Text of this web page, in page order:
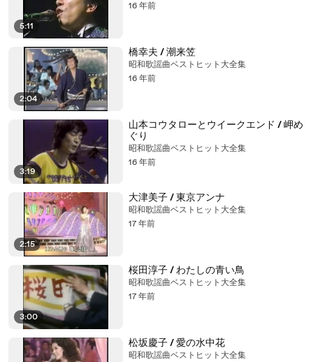
5:11
16 年前
2:04
橋幸夫 / 潮来笠
昭和歌謡曲ベストヒット大全集
16 年前
3:19
山本コウタローとウイークエンド / 岬め
ぐり
昭和歌謡曲ベストヒット大全集
16 年前
2:15
大津美子 / 東京アンナ
昭和歌謡曲ベストヒット大全集
17 年前
3:00
桜田淳子 / わたしの青い鳥
昭和歌謡曲ベストヒット大全集
17 年前
松坂慶子 / 愛の水中花
昭和歌謡曲ベストヒット大全集